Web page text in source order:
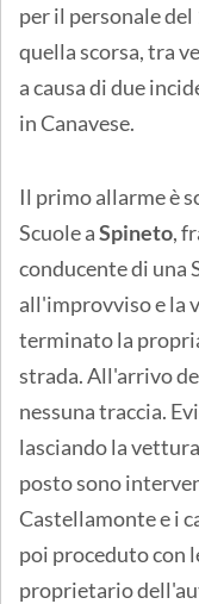
per il personale
quella scorsa, tra
a causa di due
in Canavese.
Il primo allarme è
Scuole aSpineto,
conducente di una
all'improvviso e la
terminato la
strada. All'arrivo
nessuna traccia.
lasciando la
posto sono
Castellamonte e i
poi proceduto con
proprietario